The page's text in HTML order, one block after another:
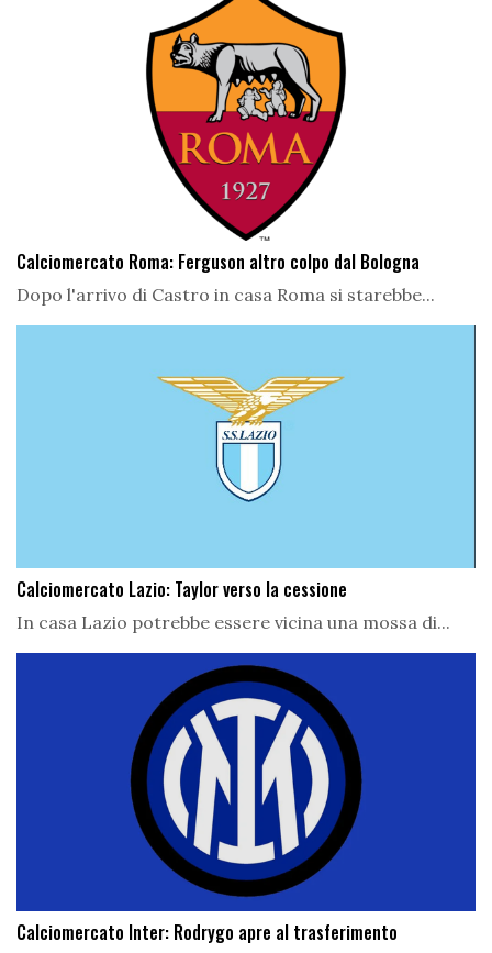
Calciomercato Roma: Ferguson altro colpo dal Bologna
Dopo l'arrivo di Castro in casa Roma si starebbe...
Calciomercato Lazio: Taylor verso la cessione
In casa Lazio potrebbe essere vicina una mossa di...
Calciomercato Inter: Rodrygo apre al trasferimento